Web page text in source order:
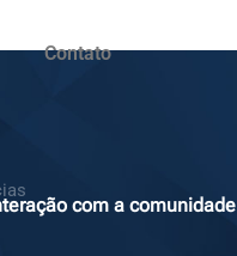
Contato
com a comunidade